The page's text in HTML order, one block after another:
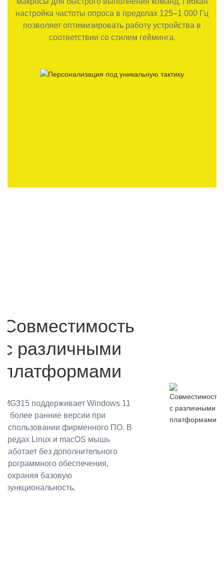
настройка частоты опроса в пределах 125–1 000 Гц
позволяет оптимизировать работу устройства в
соответствии со стилем гейминга.
Совместимость
с различными
платформами
MG315 поддерживает Windows 11
и более ранние версии при
использовании фирменного ПО. В
средах Linux и macOS мышь
работает без дополнительного
программного обеспечения,
сохраняя базовую
функциональность.